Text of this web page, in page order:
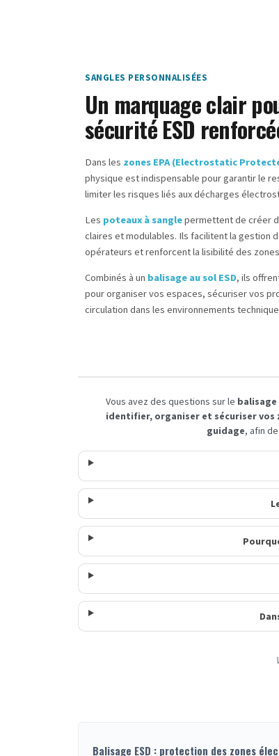
SANGLES PERSONNALISÉES
Un marquage clair
sécurité ESD
Dans les zones EPA (Electrostatic
physique est indispensable pour garantir le
limiter les risques liés aux décharges
Les poteaux à sanglepermettent de créer
claires et modulables. Ils facilitent la gestion
opérateurs et renforcent la lisibilité des
Combinés à un balisage au sol ESD, ils
pour organiser vos espaces, sécuriser vos
circulation dans les environnements
Vous avez des questions sur le balisage
identifier, organiser et sécuriser vos
guidage, afin
Balisage ESD : protection des zones